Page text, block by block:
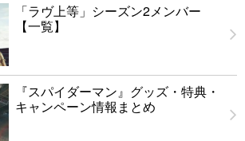
「ラヴ上等」シーズン2メンバー
【一覧】
『スパイダーマン』グッズ・特典・
キャンペーン情報まとめ